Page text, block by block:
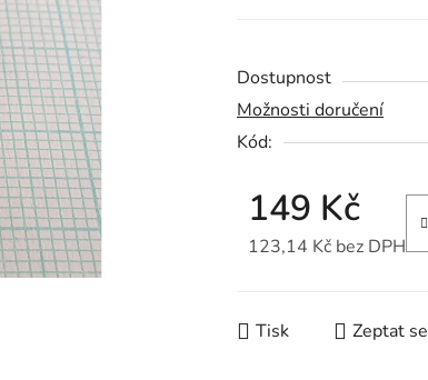
z
5
hvězdiček.
Dostupnost
Možnosti doručení
Kód:
149 Kč
123,14 Kč bez DPH
Tisk Zeptat se